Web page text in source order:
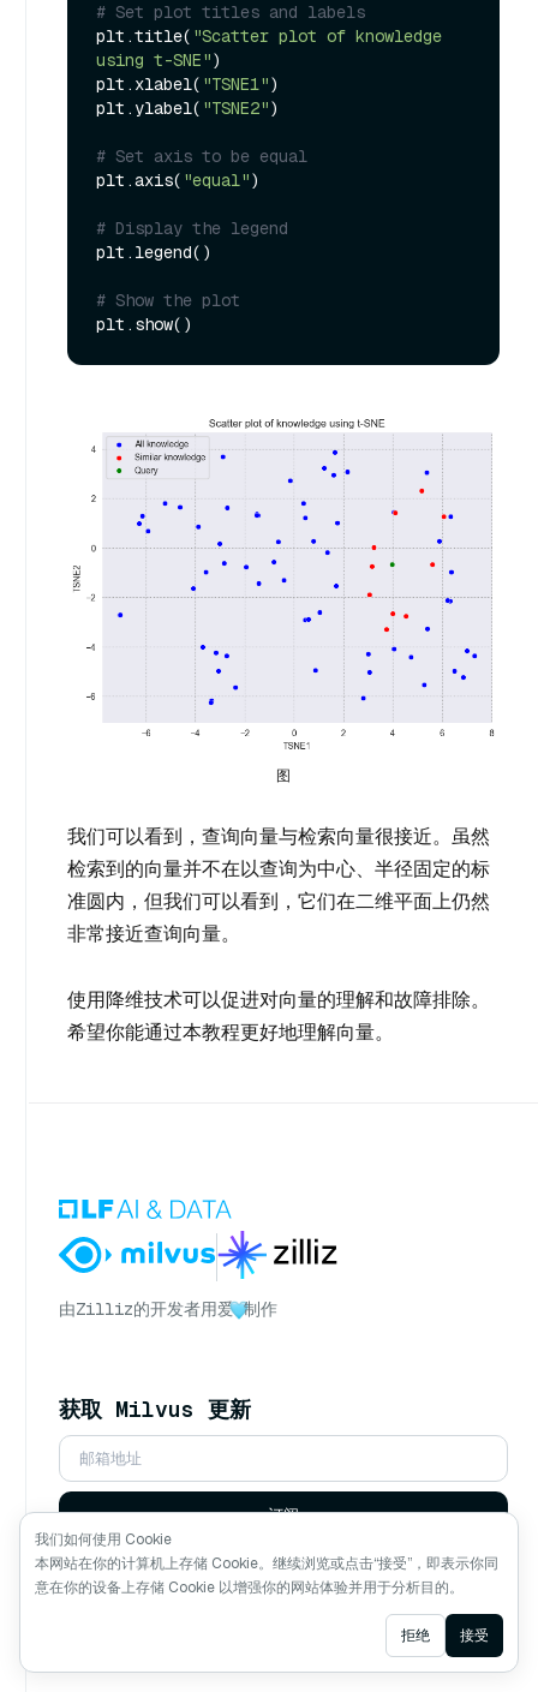
# Set plot titles and labels
plt.title( "Scatter plot of knowledge
using t-SNE")
plt.xlabel( "TSNE1")
plt.ylabel( "TSNE2")
# Set axis to be equal
plt.axis( "equal")
# Display the legend
plt.legend()
# Show the plot
图
我们可以看到，查询向量与检索向量很接近。虽然
检索到的向量并不在以查询为中心、半径固定的标
准圆内，但我们可以看到，它们在二维平面上仍然
非常接近查询向量。
使用降维技术可以促进对向量的理解和故障排除。
希望你能通过本教程更好地理解向量。
由Zilliz的开发者用爱 制作
获取 Milvus 更新
订阅
关注我们
Ask AI
我们如何使用 Cookie
本网站在你的计算机上存储 Cookie。继续浏览或点击“接受”，即表示你同
意在你的设备上存储 Cookie 以增强你的网站体验并用于分析目的。
拒绝 接受